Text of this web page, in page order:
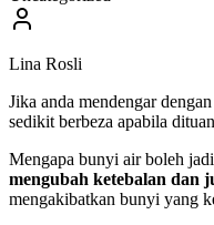
Lina Rosli
Jika anda mendengar
sedikit berbeza apabila
Mengapa bunyi air boleh
mengubah ketebalan dan
mengakibatkan bunyi yang